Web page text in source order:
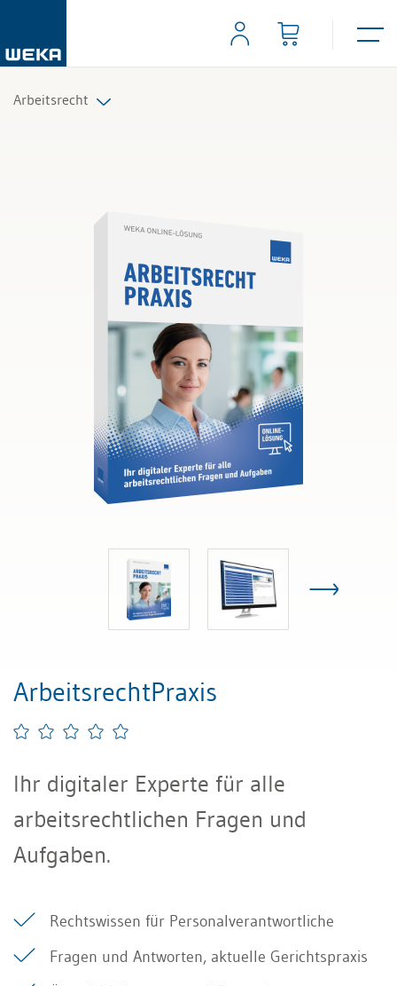
Arbeitsrecht
ArbeitsrechtPraxis
Ihr digitaler Experte für alle
arbeitsrechtlichen Fragen und
Aufgaben.
Rechtswissen für Personalverantwortliche
Fragen und Antworten, aktuelle Gerichtspraxis